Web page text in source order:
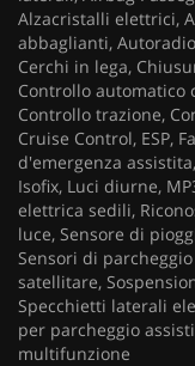
Alzacristalli elettrici,
abbaglianti,
Cerchi in lega,
Controllo automatico
Controllo trazione,
Cruise Control, ESP,
d'emergenza
Isofix, Luci diurne,
elettrica sedili,
luce, Sensore di
Sensori di
satellitare,
Specchietti laterali
per parcheggio
multifunzione